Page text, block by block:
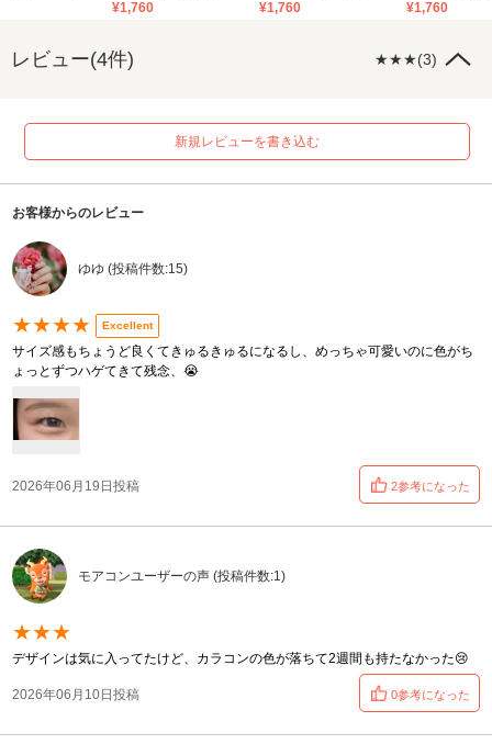
¥1,760 ¥1,760 ¥1,760
レビュー(4件) ★★★(3)
新規レビューを書き込む
お客様からのレビュー
ゆゆ (投稿件数:15)
★★★★ Excellent
サイズ感もちょうど良くてきゅるきゅるになるし、めっちゃ可愛いのに色がち
ょっとずつハゲてきて残念、😭
2026年06月19日投稿 2参考になった
モアコンユーザーの声 (投稿件数:1)
★★★
デザインは気に入ってたけど、カラコンの色が落ちて2週間も持たなかった😢
2026年06月10日投稿 0参考になった